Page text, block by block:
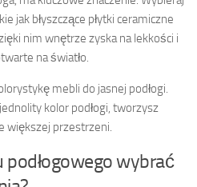
jak błyszczące płytki ceramiczne
nim wnętrze zyska na lekkości i
na światło.
mebli do jasnej podłogi.
kolor podłogi, tworzysz
większej przestrzeni.
podłogowego wybrać